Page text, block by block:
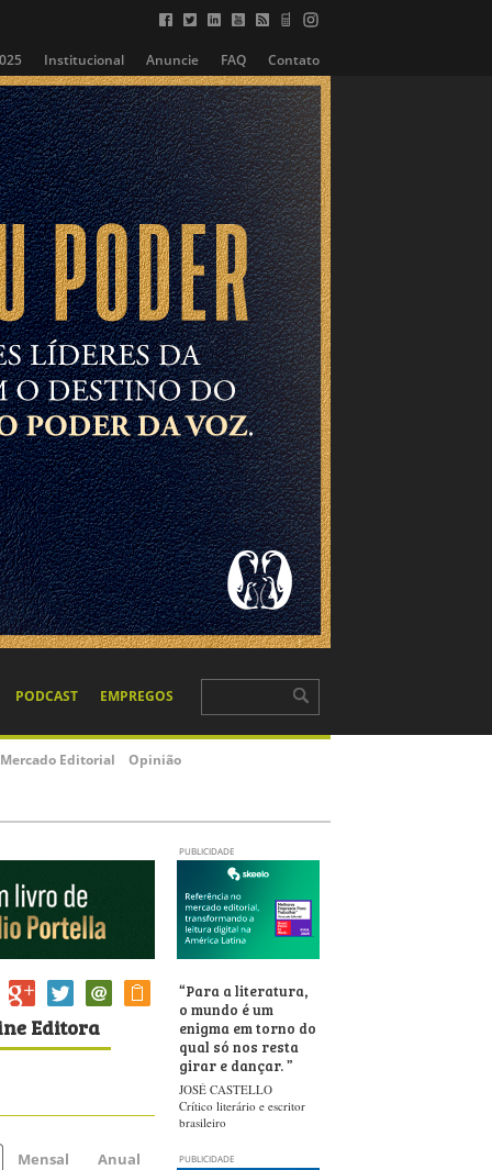
Institucional Anuncie FAQ Contato
PODCAST EMPREGOS
Mercado Editorial Opinião
PUBLICIDADE
Editora
Mensal Anual
“Para a literatura,
o mundo é um
enigma em torno do
qual só nos resta
girar e dançar.”
JOSÉ CASTELLO
Crítico literário e escritor
brasileiro
PUBLICIDADE